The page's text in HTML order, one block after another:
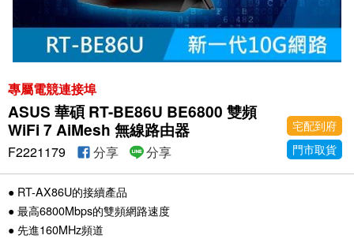
專屬電競連接埠
ASUS 華碩 RT-BE86U BE6800 雙頻
WiFi 7 AiMesh 無線路由器
宅配到府
門市取貨
F2221179 分享 分享
● RT-AX86U的接續產品
● 最高6800Mbps的雙頻網路速度
● 先進160MHz頻道